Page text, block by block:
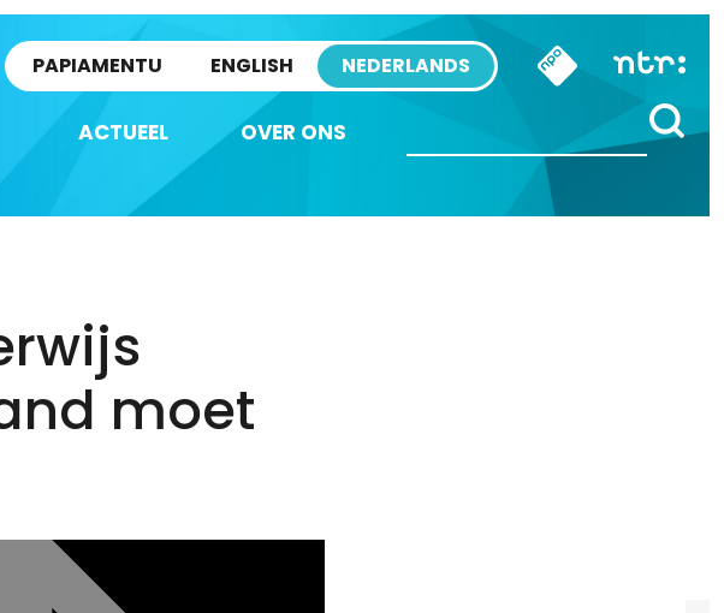
PAPIAMENTU ENGLISH NEDERLANDS
ACTUEEL OVER ONS
moet